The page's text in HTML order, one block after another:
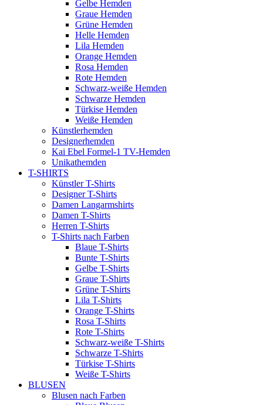
Gelbe Hemden
Graue Hemden
Grüne Hemden
Helle Hemden
Lila Hemden
Orange Hemden
Rosa Hemden
Rote Hemden
Schwarz-weiße Hemden
Schwarze Hemden
Türkise Hemden
Weiße Hemden
Künstlerhemden
Designerhemden
Kai Ebel Formel-1 TV-Hemden
Unikathemden
T-SHIRTS
Künstler T-Shirts
Designer T-Shirts
Damen Langarmshirts
Damen T-Shirts
Herren T-Shirts
T-Shirts nach Farben
Blaue T-Shirts
Bunte T-Shirts
Gelbe T-Shirts
Graue T-Shirts
Grüne T-Shirts
Lila T-Shirts
Orange T-Shirts
Rosa T-Shirts
Rote T-Shirts
Schwarz-weiße T-Shirts
Schwarze T-Shirts
Türkise T-Shirts
Weiße T-Shirts
BLUSEN
Blusen nach Farben